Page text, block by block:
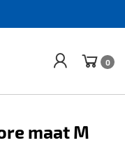
0
maat M